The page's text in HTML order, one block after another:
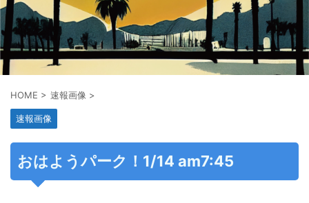
HOME > 速報画像 >
速報画像
おはようパーク！1/14 am7:45